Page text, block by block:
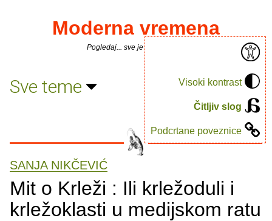
Visoki kontrast
Čitljiv slog
Podcrtane poveznice
Moderna vremena
Pogledaj... sve je puno knjiga.
Sve teme
SANJA NIKČEVIĆ
Mit o Krleži : Ili krležoduli i
krležoklasti u medijskom ratu